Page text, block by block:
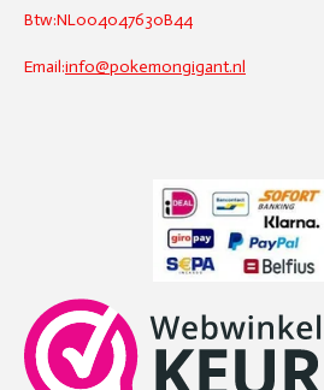
Btw:NL004047630B44
Email:info@pokemongigant.nl